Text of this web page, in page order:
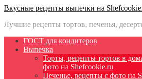
Вкусные рецепты выпечки на
Лучшие рецепты тортов, печенья,
ГОСТ для кондитеров
Выпечка
Торты, рецепты тортов в
фото на Shefcookie.ru
Печенье, рецепты с фото на